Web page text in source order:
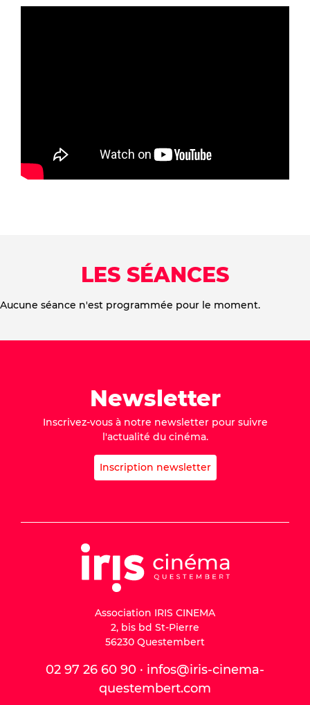
LES SÉANCES
Aucune séance n'est programmée pour le moment.
Newsletter
Inscrivez-vous à notre newsletter pour suivre
l'actualité du cinéma.
Inscription newsletter
Association IRIS CINEMA
2, bis bd St-Pierre
56230 Questembert
02 97 26 60 90 · infos@iris-cinema-
questembert.com